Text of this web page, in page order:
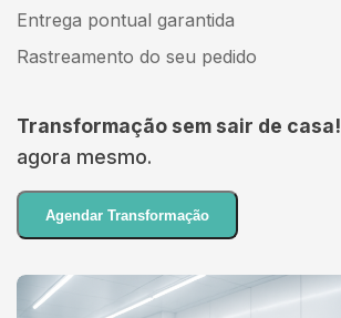
Entrega pontual garantida
Rastreamento do seu pedido
Transformação sem sair de casa!
agora mesmo.
Agendar Transformação